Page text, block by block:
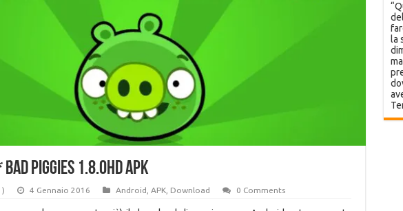
Bad Piggies 1.8.0HD APK
4 Gennaio 2016 Android APK, Download 0 Comments
la